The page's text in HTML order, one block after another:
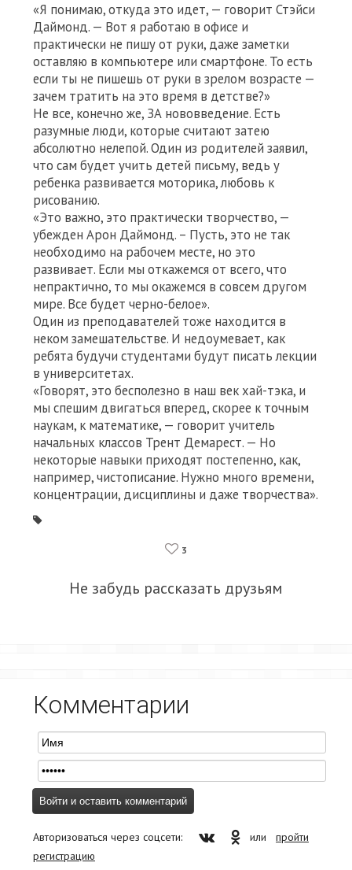
«Я понимаю, откуда это идет, — говорит Стэйси
Даймонд. — Вот я работаю в офисе и
практически не пишу от руки, даже заметки
оставляю в компьютере или смартфоне. То есть
если ты не пишешь от руки в зрелом возрасте —
зачем тратить на это время в детстве?»
Не все, конечно же, ЗА нововведение. Есть
разумные люди, которые считают затею
абсолютно нелепой. Один из родителей заявил,
что сам будет учить детей письму, ведь у
ребенка развивается моторика, любовь к
рисованию.
«Это важно, это практически творчество, —
убежден Арон Даймонд. – Пусть, это не так
необходимо на рабочем месте, но это
развивает. Если мы откажемся от всего, что
непрактично, то мы окажемся в совсем другом
мире. Все будет черно-белое».
Один из преподавателей тоже находится в
неком замешательстве. И недоумевает, как
ребята будучи студентами будут писать лекции
в университетах.
«Говорят, это бесполезно в наш век хай-тэка, и
мы спешим двигаться вперед, скорее к точным
наукам, к математике, — говорит учитель
начальных классов Трент Демарест. — Но
некоторые навыки приходят постепенно, как,
например, чистописание. Нужно много времени,
концентрации, дисциплины и даже творчества».
3
Не забудь рассказать друзьям
Комментарии
Авторизоваться через соцсети: или пройти
регистрацию